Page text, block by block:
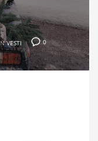
0
VESTI